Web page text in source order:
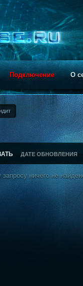
Подключение О
ДАТЕ ОБНОВЛЕНИЯ
ничего не